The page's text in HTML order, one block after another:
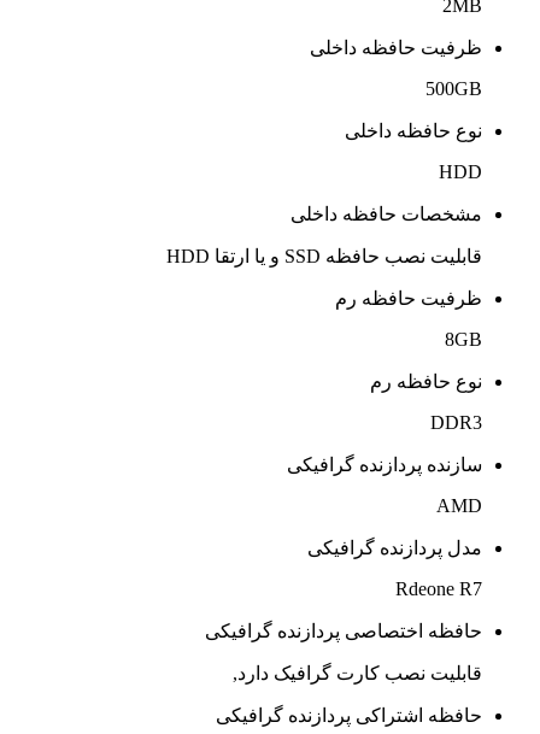
2MB
ظرفیت حافظه داخلی
500GB
نوع حافظه داخلی
HDD
مشخصات حافظه داخلی
قابلیت نصب حافظه SSD و یا ارتقا HDD
ظرفیت حافظه رم
8GB
نوع حافظه رم
DDR3
سازنده پردازنده گرافیکی
AMD
مدل پردازنده گرافیکی
Rdeone R7
حافظه اختصاصی پردازنده گرافیکی
قابلیت نصب کارت گرافیک دارد,
حافظه اشتراکی پردازنده گرافیکی